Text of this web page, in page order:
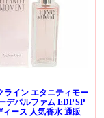
ライン エタニティモー
デパルファム EDP SP
ィース 人気香水 通販